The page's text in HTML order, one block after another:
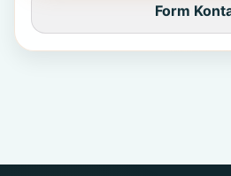
Form